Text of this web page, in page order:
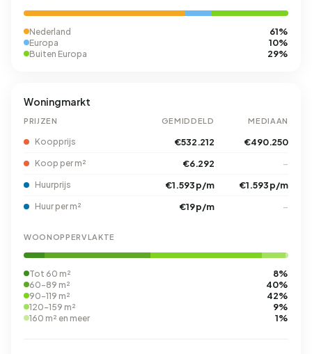
Nederland 61%
Europa 10%
Buiten Europa 29%
Woningmarkt
PRIJZEN GEMIDDELD MEDIAAN
Koopprijs €532.212 €490.250
Koop per m² €6.292 –
Huurprijs €1.593 p/m €1.593 p/m
Huur per m² €19 p/m –
WOONOPPERVLAKTE
Tot 60 m² 8%
60-89 m² 40%
90-119 m² 42%
120-159 m² 9%
160 m² en meer 1%